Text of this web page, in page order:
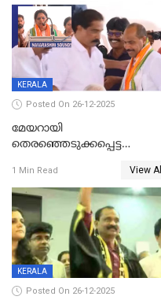
KERALA
Posted On 26-12-2025
മേയറായി
തെരഞ്ഞെടുക്കപ്പെട്ട
ആദ്യ വോട്ട് അസാധു; കണ്ണൂർ
ഡെപ്യൂട്ടി മേയർ സ്ഥാനത്ത്
താഹിറിന് വിജയം
1 Min Read View All
KERALA
Posted On 26-12-2025